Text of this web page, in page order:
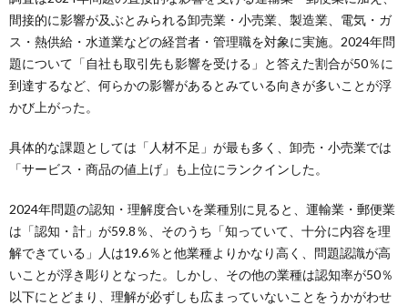
間接的に影響が及ぶとみられる卸売業・小売業、製造業、電気・ガ
ス・熱供給・水道業などの経営者・管理職を対象に実施。2024年問
題について「自社も取引先も影響を受ける」と答えた割合が50％に
到達するなど、何らかの影響があるとみている向きが多いことが浮
かび上がった。
具体的な課題としては「人材不足」が最も多く、卸売・小売業では
「サービス・商品の値上げ」も上位にランクインした。
2024年問題の認知・理解度合いを業種別に見ると、運輸業・郵便業
は「認知・計」が59.8％、そのうち「知っていて、十分に内容を理
解できている」人は19.6％と他業種よりかなり高く、問題認識が高
いことが浮き彫りとなった。しかし、その他の業種は認知率が50％
以下にとどまり、理解が必ずしも広まっていないことをうかがわせ